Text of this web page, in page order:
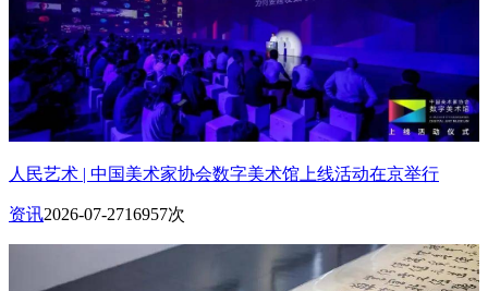
人民艺术 | 中国美术家协会数字美术馆上线活动在京举行
资讯2026-07-2716957次